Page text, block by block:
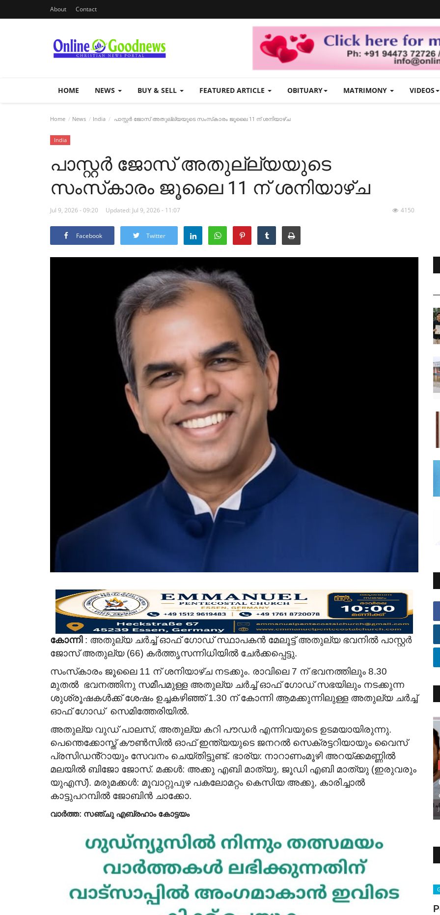
About Contact
HOME NEWS BUY & SELL FEATURED ARTICLE OBITUARY MATRIMONY VIDEOS
Home News India പാസ്റ്റർ ജോസ് അതുല്ല്യയുടെ സംസ്‌കാരം ജൂലൈ 11 ന് ശനിയാഴ്ച
India
പാസ്റ്റർ ജോസ് അതുല്ല്യയുടെ
സംസ്‌കാരം ജൂലൈ 11 ന് ശനിയാഴ്ച
Jul 9, 2026 - 09:20 Updated: Jul 9, 2026 - 11:07 4150
Facebook Twitter
കോന്നി: അതുല്യ ചർച്ച് ഓഫ് ഗോഡ് സ്ഥാപകൻ മേലൂട്ട് അതുല്യ ഭവനിൽ പാസ്റ്റർ
ജോസ് അതുല്യ (66) കർത്തൃസന്നിധിയിൽ ചേർക്കപ്പെട്ടു.
സംസ്‌കാരം ജൂലൈ 11 ന് ശനിയാഴ്ച നടക്കും. രാവിലെ 7 ന് ഭവനത്തിലും 8.30
മുതൽ ഭവനത്തിനു സമീപമുള്ള അതുല്യ ചർച്ച് ഓഫ് ഗോഡ് സഭയിലും നടക്കുന്ന
ശുശ്രൂഷകൾക്ക് ശേഷം ഉച്ചകഴിഞ്ഞ് 1.30 ന്കോന്നി ആമക്കുന്നിലുള്ള അതുല്യ ചർച്ച്
ഓഫ് ഗോഡ് സെമിത്തേരിയിൽ.
അതുല്യ വുഡ് പാലസ്, അതുല്യ കറി പൗഡർ എന്നിവയുടെ ഉടമയായിരുന്നു.
പെന്തെക്കോസ്ത് കൗൺസിൽ ഓഫ് ഇന്ത്യയുടെ ജനറൽ സെക്രട്ടറിയായും വൈസ്
പ്രസിഡൻ്റായും സേവനം ചെയ്തിട്ടുണ്ട്. ഭാര്യ: നാറാണംമൂഴി അറയ്ക്കമണ്ണിൽ
മലയിൽ ബിജോ ജോസ്. മക്കൾ: അക്കു എബി മാത്യു, ജൂഡി എബി മാത്യു (ഇരുവരും
യുഎസ്). മരുമക്കൾ: മൂവാറ്റുപുഴ പകലോമറ്റം കെസിയ അക്കു, കാരിച്ചാൽ
കാട്ടുപറമ്പിൽ ജോബിൻ ചാക്കോ.
വാർത്ത: സഞ്ചു എബ്രഹാം കോട്ടയം
obituary
Groom Wanted